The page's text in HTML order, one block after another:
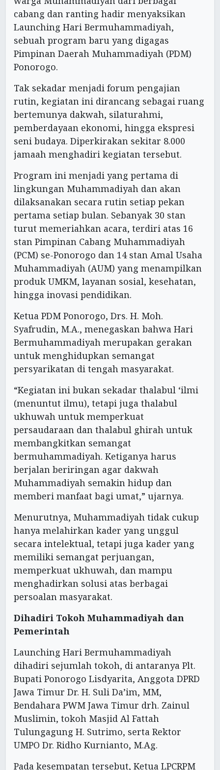
cabang dan ranting hadir menyaksikan
Launching Hari Bermuhammadiyah,
sebuah program baru yang digagas
Pimpinan Daerah Muhammadiyah (PDM)
Ponorogo.
Tak sekadar menjadi forum pengajian
rutin, kegiatan ini dirancang sebagai ruang
bertemunya dakwah, silaturahmi,
pemberdayaan ekonomi, hingga ekspresi
seni budaya. Diperkirakan sekitar 8.000
jamaah menghadiri kegiatan tersebut.
Program ini menjadi yang pertama di
lingkungan Muhammadiyah dan akan
dilaksanakan secara rutin setiap pekan
pertama setiap bulan. Sebanyak 30 stan
turut memeriahkan acara, terdiri atas 16
stan Pimpinan Cabang Muhammadiyah
(PCM) se-Ponorogo dan 14 stan Amal Usaha
Muhammadiyah (AUM) yang menampilkan
produk UMKM, layanan sosial, kesehatan,
hingga inovasi pendidikan.
Ketua PDM Ponorogo, Drs. H. Moh.
Syafrudin, M.A., menegaskan bahwa Hari
Bermuhammadiyah merupakan gerakan
untuk menghidupkan semangat
persyarikatan di tengah masyarakat.
“Kegiatan ini bukan sekadar thalabul ‘ilmi
(menuntut ilmu), tetapi juga thalabul
ukhuwah untuk memperkuat
persaudaraan dan thalabul ghirah untuk
membangkitkan semangat
bermuhammadiyah. Ketiganya harus
berjalan beriringan agar dakwah
Muhammadiyah semakin hidup dan
memberi manfaat bagi umat,” ujarnya.
Menurutnya, Muhammadiyah tidak cukup
hanya melahirkan kader yang unggul
secara intelektual, tetapi juga kader yang
memiliki semangat perjuangan,
memperkuat ukhuwah, dan mampu
menghadirkan solusi atas berbagai
persoalan masyarakat.
Dihadiri Tokoh Muhammadiyah dan
Pemerintah
Launching Hari Bermuhammadiyah
dihadiri sejumlah tokoh, di antaranya Plt.
Bupati Ponorogo Lisdyarita, Anggota DPRD
Jawa Timur Dr. H. Suli Da’im, MM,
Bendahara PWM Jawa Timur drh. Zainul
Muslimin, tokoh Masjid Al Fattah
Tulungagung H. Sutrimo, serta Rektor
UMPO Dr. Ridho Kurnianto, M.Ag.
Pada kesempatan tersebut, Ketua LPCRPM